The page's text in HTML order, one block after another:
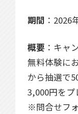
期間 ：2026
概要 ：キャ
無料体験に
から抽選で
3,000円をプ
※問合せフ